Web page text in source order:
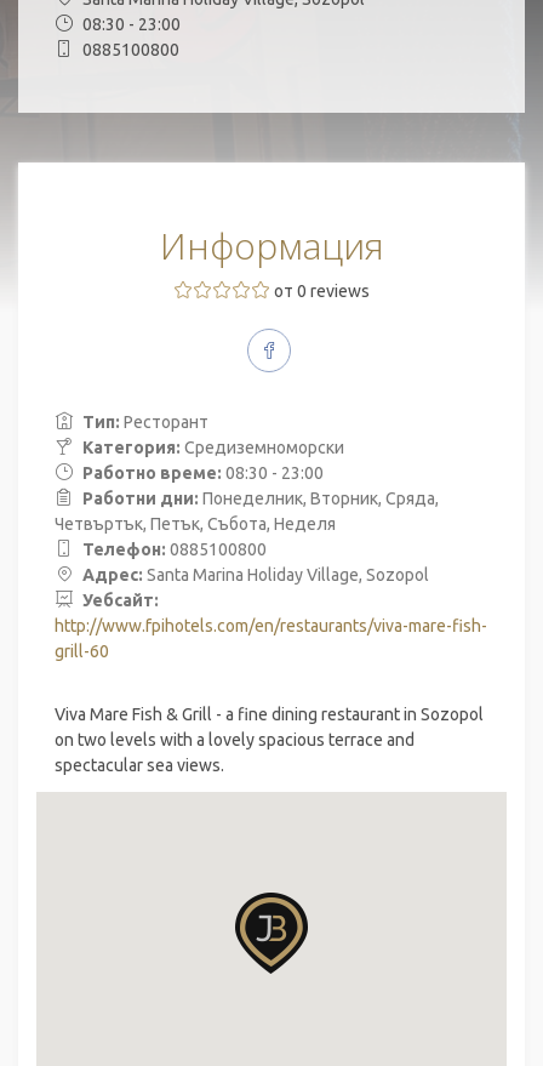
08:30 - 23:00
0885100800
Информация
от 0 reviews
Тип: Ресторант
Категория: Средиземноморски
Работно време: 08:30 - 23:00
Работни дни: Понеделник, Вторник, Сряда,
Четвъртък, Петък, Събота, Неделя
Телефон: 0885100800
Адрес: Santa Marina Holiday Village, Sozopol
Уебсайт:
http://www.fpihotels.com/en/restaurants/viva-mare-fish-
grill-60
Viva Mare Fish & Grill - a fine dining restaurant in Sozopol
on two levels with a lovely spacious terrace and
spectacular sea views.